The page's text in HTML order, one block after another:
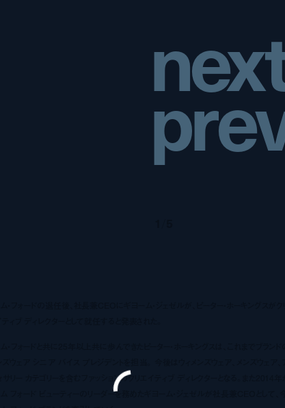
nex
pre
セサリー カテゴリーを含むファッションのクリエイティブ ディレクターとなる。また2014年
トム フォード ビューティーのリーダーを務めたギヨーム・ジェゼルが社長兼CEOとして、